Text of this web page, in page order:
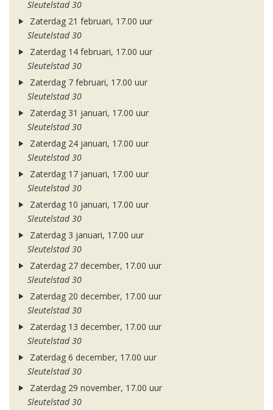
Sleutelstad 30
Zaterdag 21 februari, 17.00 uur
Sleutelstad 30
Zaterdag 14 februari, 17.00 uur
Sleutelstad 30
Zaterdag 7 februari, 17.00 uur
Sleutelstad 30
Zaterdag 31 januari, 17.00 uur
Sleutelstad 30
Zaterdag 24 januari, 17.00 uur
Sleutelstad 30
Zaterdag 17 januari, 17.00 uur
Sleutelstad 30
Zaterdag 10 januari, 17.00 uur
Sleutelstad 30
Zaterdag 3 januari, 17.00 uur
Sleutelstad 30
Zaterdag 27 december, 17.00 uur
Sleutelstad 30
Zaterdag 20 december, 17.00 uur
Sleutelstad 30
Zaterdag 13 december, 17.00 uur
Sleutelstad 30
Zaterdag 6 december, 17.00 uur
Sleutelstad 30
Zaterdag 29 november, 17.00 uur
Sleutelstad 30